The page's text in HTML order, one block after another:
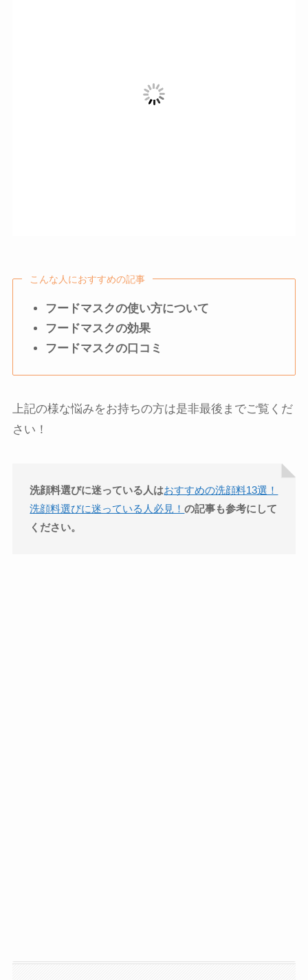
こんな人におすすめの記事
フードマスクの使い方について
フードマスクの効果
フードマスクの口コミ
上記の様な悩みをお持ちの方は是非最後までご覧くだ
さい！
洗顔料選びに迷っている人はおすすめの洗顔料13選！
洗顔料選びに迷っている人必見！の記事も参考にして
ください。